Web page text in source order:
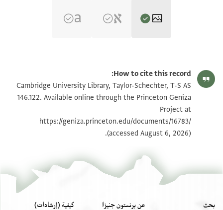
T-S AS 146.122 1v
عرض :T-S AS 146.122
بيان أذونات الصورة
How to cite this record:
Cambridge University Library, Taylor-Schechter, T-S AS
146.122. Available online through the Princeton Geniza
Project at
https://geniza.princeton.edu/documents/16783/
(accessed August 6, 2026).
بحث عن برنستون جنيزا كيفية (إرشادات)